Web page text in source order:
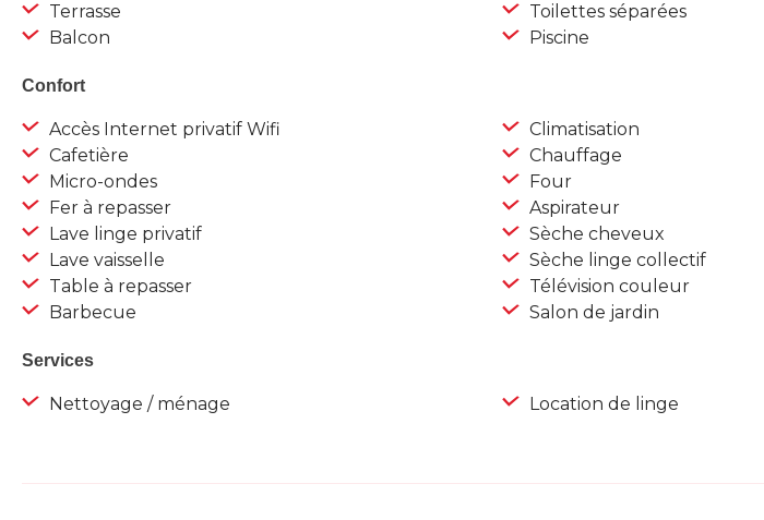
Terrasse
Balcon
Toilettes séparées
Piscine
Confort
Accès Internet privatif Wifi
Cafetière
Micro-ondes
Fer à repasser
Lave linge privatif
Lave vaisselle
Table à repasser
Barbecue
Climatisation
Chauffage
Four
Aspirateur
Sèche cheveux
Sèche linge collectif
Télévision couleur
Salon de jardin
Services
Nettoyage / ménage Location de linge